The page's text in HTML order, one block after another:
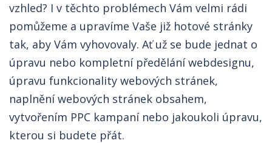
vzhled? I v těchto problémech Vám velmi rádi
pomůžeme a upravíme Vaše již hotové stránky
tak, aby Vám vyhovovaly. Ať už se bude jednat o
úpravu nebo kompletní předělání webdesignu,
úpravu funkcionality webových stránek,
naplnění webových stránek obsahem,
vytvořením PPC kampaní nebo jakoukoli úpravu,
kterou si budete přát.